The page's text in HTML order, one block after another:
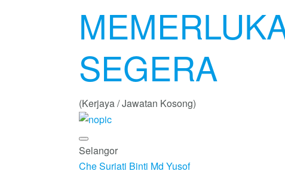
SEGERA
(Kerjaya / Jawatan Kosong)
Selangor
Che Suriati Binti Md Yusof